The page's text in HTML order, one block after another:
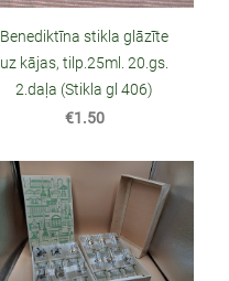
Benediktīna stikla glāzīte
uz kājas, tilp.25ml. 20.gs.
2.daļa (Stikla gl 406)
€1.50